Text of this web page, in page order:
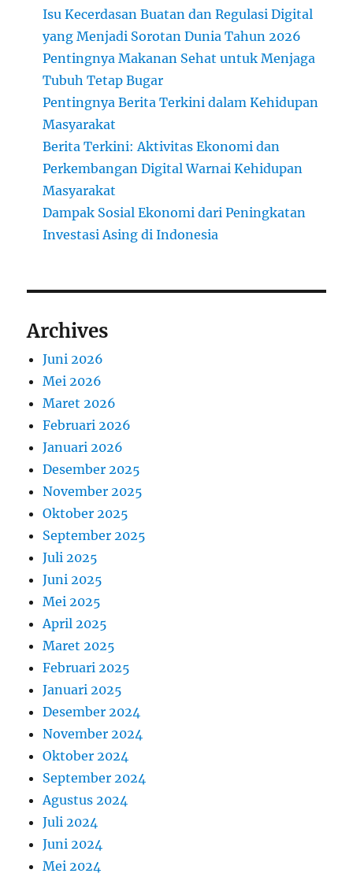
Isu Kecerdasan Buatan dan Regulasi Digital
yang Menjadi Sorotan Dunia Tahun 2026
Pentingnya Makanan Sehat untuk Menjaga
Tubuh Tetap Bugar
Pentingnya Berita Terkini dalam Kehidupan
Masyarakat
Berita Terkini: Aktivitas Ekonomi dan
Perkembangan Digital Warnai Kehidupan
Masyarakat
Dampak Sosial Ekonomi dari Peningkatan
Investasi Asing di Indonesia
Archives
Juni 2026
Mei 2026
Maret 2026
Februari 2026
Januari 2026
Desember 2025
November 2025
Oktober 2025
September 2025
Juli 2025
Juni 2025
Mei 2025
April 2025
Maret 2025
Februari 2025
Januari 2025
Desember 2024
November 2024
Oktober 2024
September 2024
Agustus 2024
Juli 2024
Juni 2024
Mei 2024